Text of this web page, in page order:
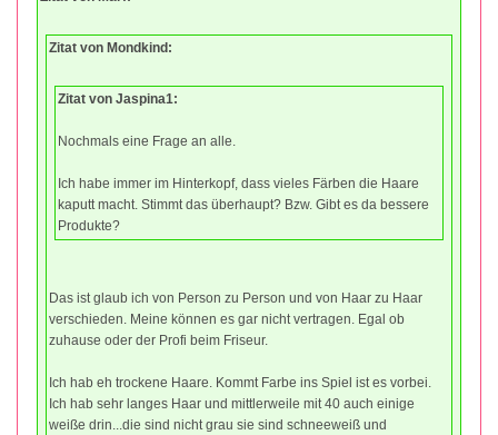
Zitat von Mondkind:
Zitat von Jaspina1:
Nochmals eine Frage an alle.
Ich habe immer im Hinterkopf, dass vieles Färben die Haare
kaputt macht. Stimmt das überhaupt? Bzw. Gibt es da bessere
Produkte?
Das ist glaub ich von Person zu Person und von Haar zu Haar
verschieden. Meine können es gar nicht vertragen. Egal ob
zuhause oder der Profi beim Friseur.
Ich hab eh trockene Haare. Kommt Farbe ins Spiel ist es vorbei.
Ich hab sehr langes Haar und mittlerweile mit 40 auch einige
weiße drin...die sind nicht grau sie sind schneeweiß und